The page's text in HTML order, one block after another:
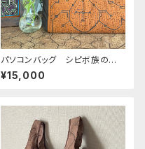
パソコンバッグ シピボ族の泥
染めを手縫いキルト 本革の持
ち手
¥15,000